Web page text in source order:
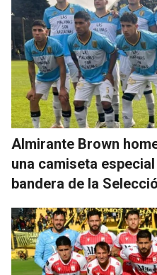
Almirante Brown
una camiseta
bandera de la